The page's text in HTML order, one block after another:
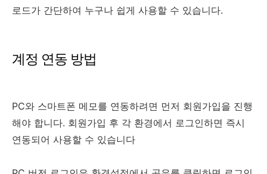
로드가 간단하여 누구나 쉽게 사용할 수 있습니다.
계정 연동 방법
PC와 스마트폰 메모를 연동하려면 먼저 회원가입을 진행
해야 합니다. 회원가입 후 각 환경에서 로그인하면 즉시
연동되어 사용할 수 있습니다